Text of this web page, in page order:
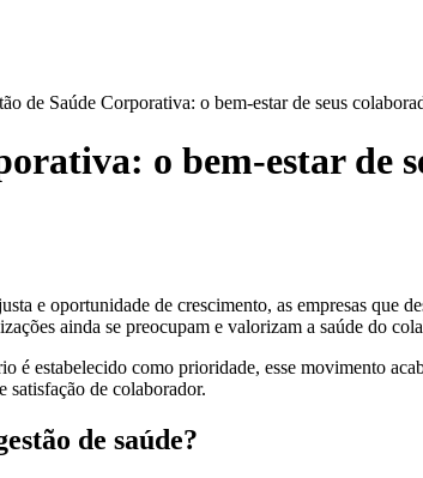
de Saúde Corporativa: o bem-estar de seus
o bem-estar de
e oportunidade de crescimento, as empresas que
ainda se preocupam e valorizam a saúde do
é estabelecido como prioridade, esse movimento
satisfação de colaborador.
de saúde?